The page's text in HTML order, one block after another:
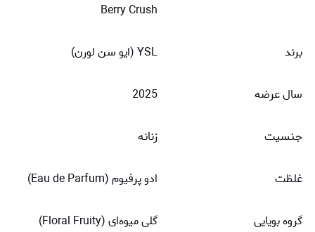
Berry Crush
برند YSL (ایو سن لورن)
سال عرضه 2025
جنسیت زنانه
غلظت ادو پرفیوم (Eau de Parfum)
گروه بویایی گلی میوه‌ای (Floral Fruity)